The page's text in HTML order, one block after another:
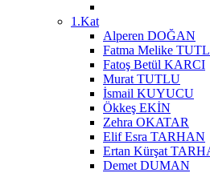
1.Kat
Alperen DOĞAN
Fatma Melike
Fatoş Betül KARCI
Murat TUTLU
İsmail KUYUCU
Ökkeş EKİN
Zehra OKATAR
Elif Esra TARHAN
Ertan Kürşat
Demet DUMAN